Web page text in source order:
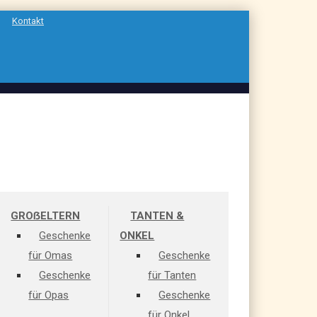
Kontakt
GROẞELTERN
Geschenke
für Omas
Geschenke
für Opas
TANTEN &
ONKEL
Geschenke
für Tanten
Geschenke